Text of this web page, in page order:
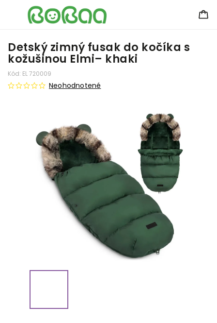
Detský zimný fusak do kočíka s
kožušinou Elmi– khaki
Kód: EL 720009
Neohodnotené